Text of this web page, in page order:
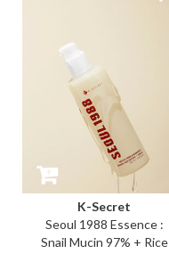
diepgaand, zonder de huid uit te
drogen.
K-Secret
Seoul 1988 Essence :
Snail Mucin 97% + Rice